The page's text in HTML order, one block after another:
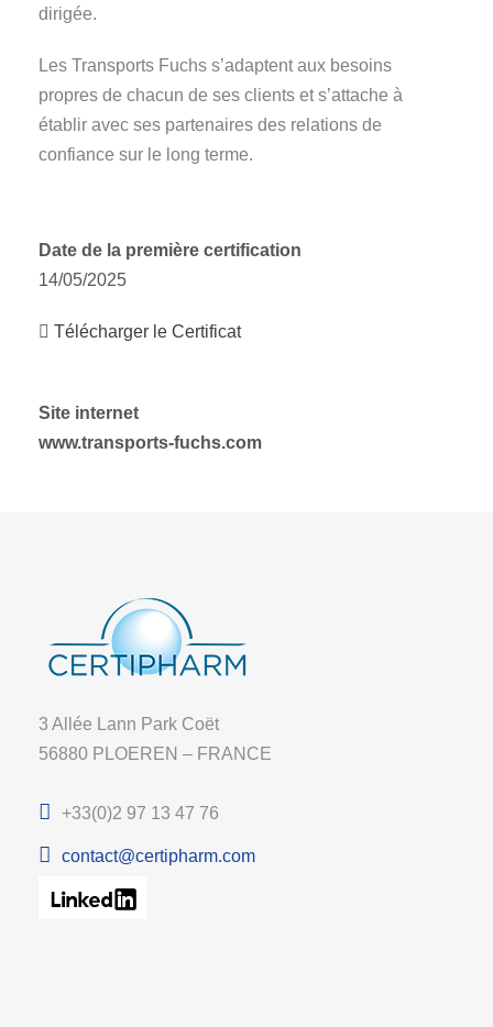
dirigée.
Les Transports Fuchs s’adaptent aux besoins
propres de chacun de ses clients et s’attache à
établir avec ses partenaires des relations de
confiance sur le long terme.
Date de la première certification
14/05/2025
Télécharger le Certificat
Site internet
www.transports-fuchs.com
3 Allée Lann Park Coët
56880 PLOEREN – FRANCE
+33(0)2 97 13 47 76
contact@certipharm.com